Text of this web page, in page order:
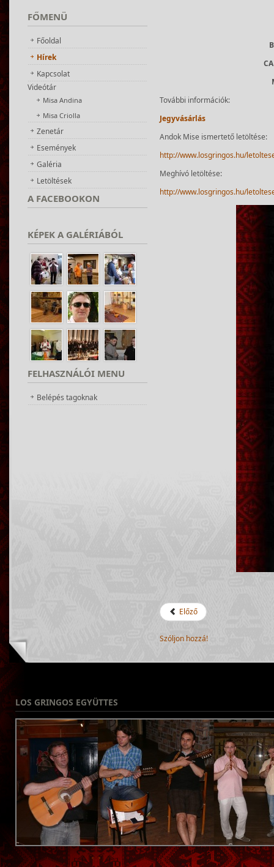
További információk:
Jegyvásárlás
Andok Mise ismertető letöltése:
http://www.losgringos.hu/
Meghívó letöltése:
http://www.losgringos.hu/
Előző
Szóljon hozzá!
FŐMENÜ
Főoldal
Hírek
Kapcsolat
Videótár
Misa Andina
Misa Criolla
Zenetár
Események
Galéria
Letöltések
A FACEBOOKON
KÉPEK A GALÉRIÁBÓL
FELHASZNÁLÓI MENU
Belépés tagoknak
LOS GRINGOS EGYÜTTES